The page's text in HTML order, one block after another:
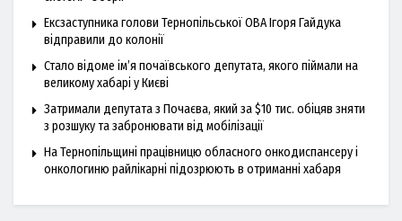
Ексзаступника голови Тернопільської ОВА Ігоря Гайдука
відправили до колонії
Стало відоме ім’я почаївського депутата, якого піймали на
великому хабарі у Києві
Затримали депутата з Почаєва, який за $10 тис. обіцяв зняти
з розшуку та забронювати від мобілізації
На Тернопільщині працівницю обласного онкодиспансеру і
онкологиню райлікарні підозрюють в отриманні хабаря